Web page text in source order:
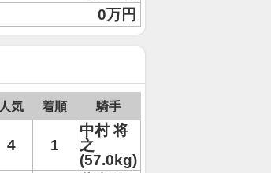
0万円
人気 着順 騎手
4 1
中村 将
之
(57.0kg)